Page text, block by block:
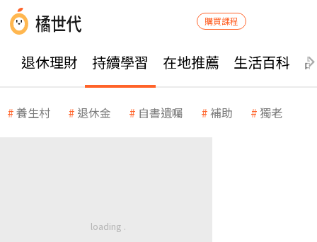
購買課程
退休理財 持續學習 在地推薦 生活百科
養生村 退休金 自書遺囑 補助 獨老